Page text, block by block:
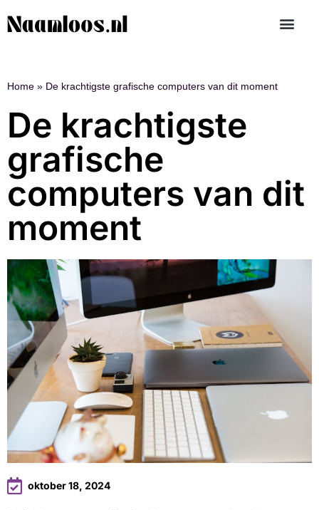
Home » De krachtigste grafische computers van dit moment
De krachtigste
grafische
computers van dit
moment
oktober 18, 2024